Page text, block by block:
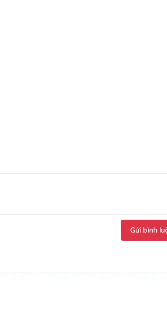
Gửi bình